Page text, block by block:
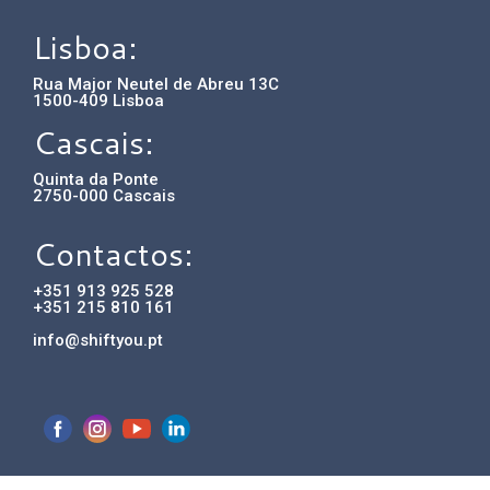
Lisboa:
Rua Major Neutel de Abreu 13C
1500-409 Lisboa
Cascais:
Quinta da Ponte
2750-000 Cascais
Contactos:
+351 913 925 528
+351 215 810 161
info@shiftyou.pt